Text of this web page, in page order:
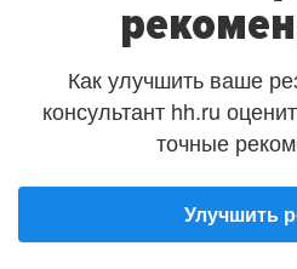
Как улучшить ваше
консультант hh.ru
точные
Улучшить